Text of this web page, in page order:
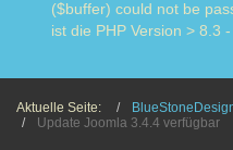
($buffer) could not be
ist die PHP Version > 8.3 -
Aktuelle Seite:
Update Joomla 3.4.4 verfügbar